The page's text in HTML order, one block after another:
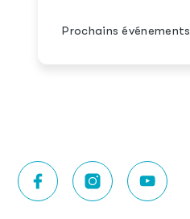
Prochains événements